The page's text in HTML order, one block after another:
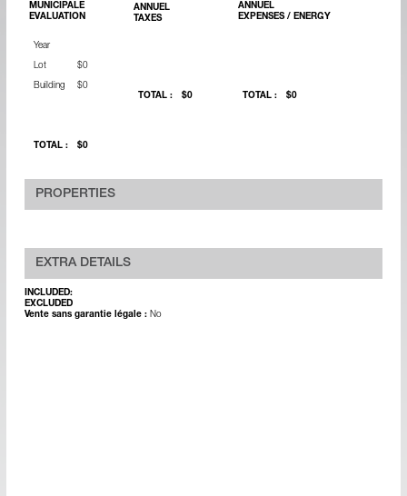
MUNICIPALE
EVALUATION
ANNUEL
TAXES
ANNUEL
EXPENSES / ENERGY
Year
Lot $0
Building $0
TOTAL : $0
TOTAL : $0 TOTAL : $0
PROPERTIES
EXTRA DETAILS
INCLUDED:
EXCLUDED
Vente sans garantie légale :No